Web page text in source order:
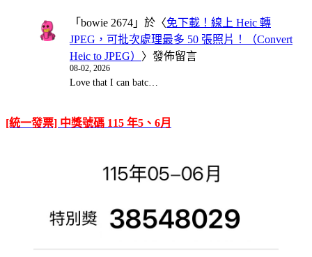
「 bowie 2674 」於〈免下載！線上 Heic 轉
JPEG，可批次處理最多 50 張照片！（Convert
Heic to JPEG） 〉發佈留言
08-02, 2026
Love that I can batc…
[統一發票] 中獎號碼 115 年5、6月